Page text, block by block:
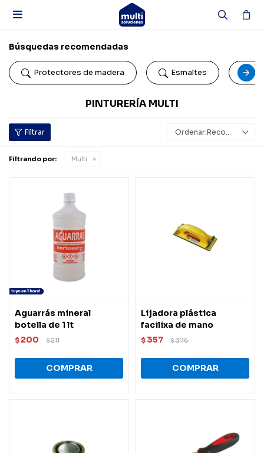

Búsquedas recomendadas
Protectores de madera Esmaltes
PINTURERÍA MULTI
Recomendados
Filtrando por: Multi
Aguarrás mineral
botella de 1 lt
$ 200 $211
Lijadora plástica
facilixa de mano
$ 357 $376